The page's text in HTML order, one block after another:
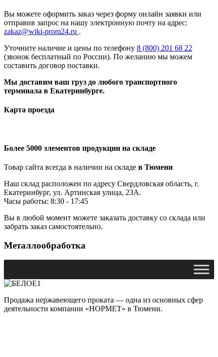
Вы можете оформить заказ через форму онлайн заявки или
отправив запрос на нашу электронную почту на адрес:
zakaz@wiki-prom24.ru .
Уточните наличие и цены по телефону 8 (800) 201 68 22
(звонок бесплатный по России). По желанию мы можем
составить договор поставки.
Мы доставим ваш груз до любого транспортного
терминала в Екатеринбурге.
Карта проезда
Более 5000 элементов продукции на складе
Товар сайта всегда в наличии на складе в Тюмени
Наш склад расположен по адресу Свердловская область, г.
Екатеринбург, ул. Артинская улица, 23А.
Часы работы: 8:30 - 17:45
Вы в любой момент можете заказать доставку со склада или
забрать заказ самостоятельно.
Металлообработка
Продажа нержавеющего проката — одна из основных сфер
деятельности компании «НОРМЕТ» в Тюмени.